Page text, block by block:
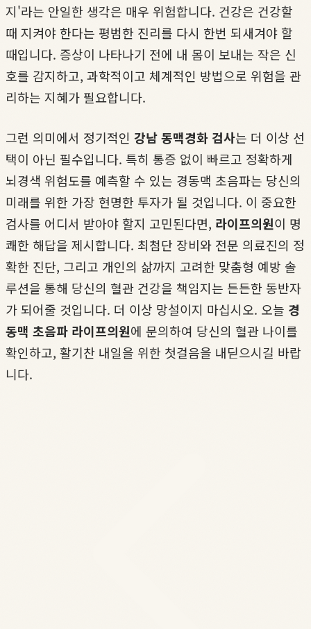
지'라는 안일한 생각은 매우 위험합니다. 건강은 건강할
때 지켜야 한다는 평범한 진리를 다시 한번 되새겨야 할
때입니다. 증상이 나타나기 전에 내 몸이 보내는 작은 신
호를 감지하고, 과학적이고 체계적인 방법으로 위험을 관
리하는 지혜가 필요합니다.
그런 의미에서 정기적인 강남 동맥경화 검사는 더 이상 선
택이 아닌 필수입니다. 특히 통증 없이 빠르고 정확하게
뇌경색 위험도를 예측할 수 있는 경동맥 초음파는 당신의
미래를 위한 가장 현명한 투자가 될 것입니다. 이 중요한
검사를 어디서 받아야 할지 고민된다면, 라이프의원이 명
쾌한 해답을 제시합니다. 최첨단 장비와 전문 의료진의 정
확한 진단, 그리고 개인의 삶까지 고려한 맞춤형 예방 솔
루션을 통해 당신의 혈관 건강을 책임지는 든든한 동반자
가 되어줄 것입니다. 더 이상 망설이지 마십시오. 오늘 경
동맥 초음파 라이프의원에 문의하여 당신의 혈관 나이를
확인하고, 활기찬 내일을 위한 첫걸음을 내딛으시길 바랍
니다.